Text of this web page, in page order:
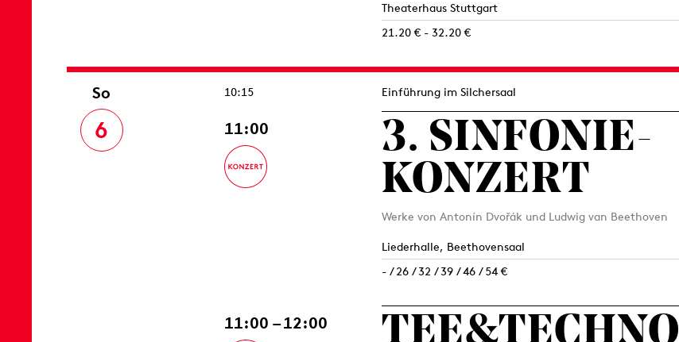
Theaterhaus Stuttgart
21.20 € - 32.20 €
So
6
10:15 Einführung im Silchersaal
11:00
3. SINFONIE­
KONZERT
Werke von Antonín Dvořák und Ludwig van Beethoven
Liederhalle, Beethovensaal
- / 26 / 32 / 39 / 46 / 54 €
11:00 – 12:00